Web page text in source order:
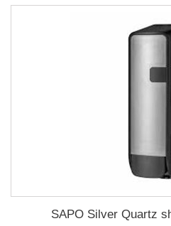
SAPO Silver Quartz